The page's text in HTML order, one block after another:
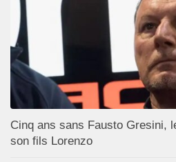
Cinq ans sans Fausto Gresini,
son fils Lorenzo